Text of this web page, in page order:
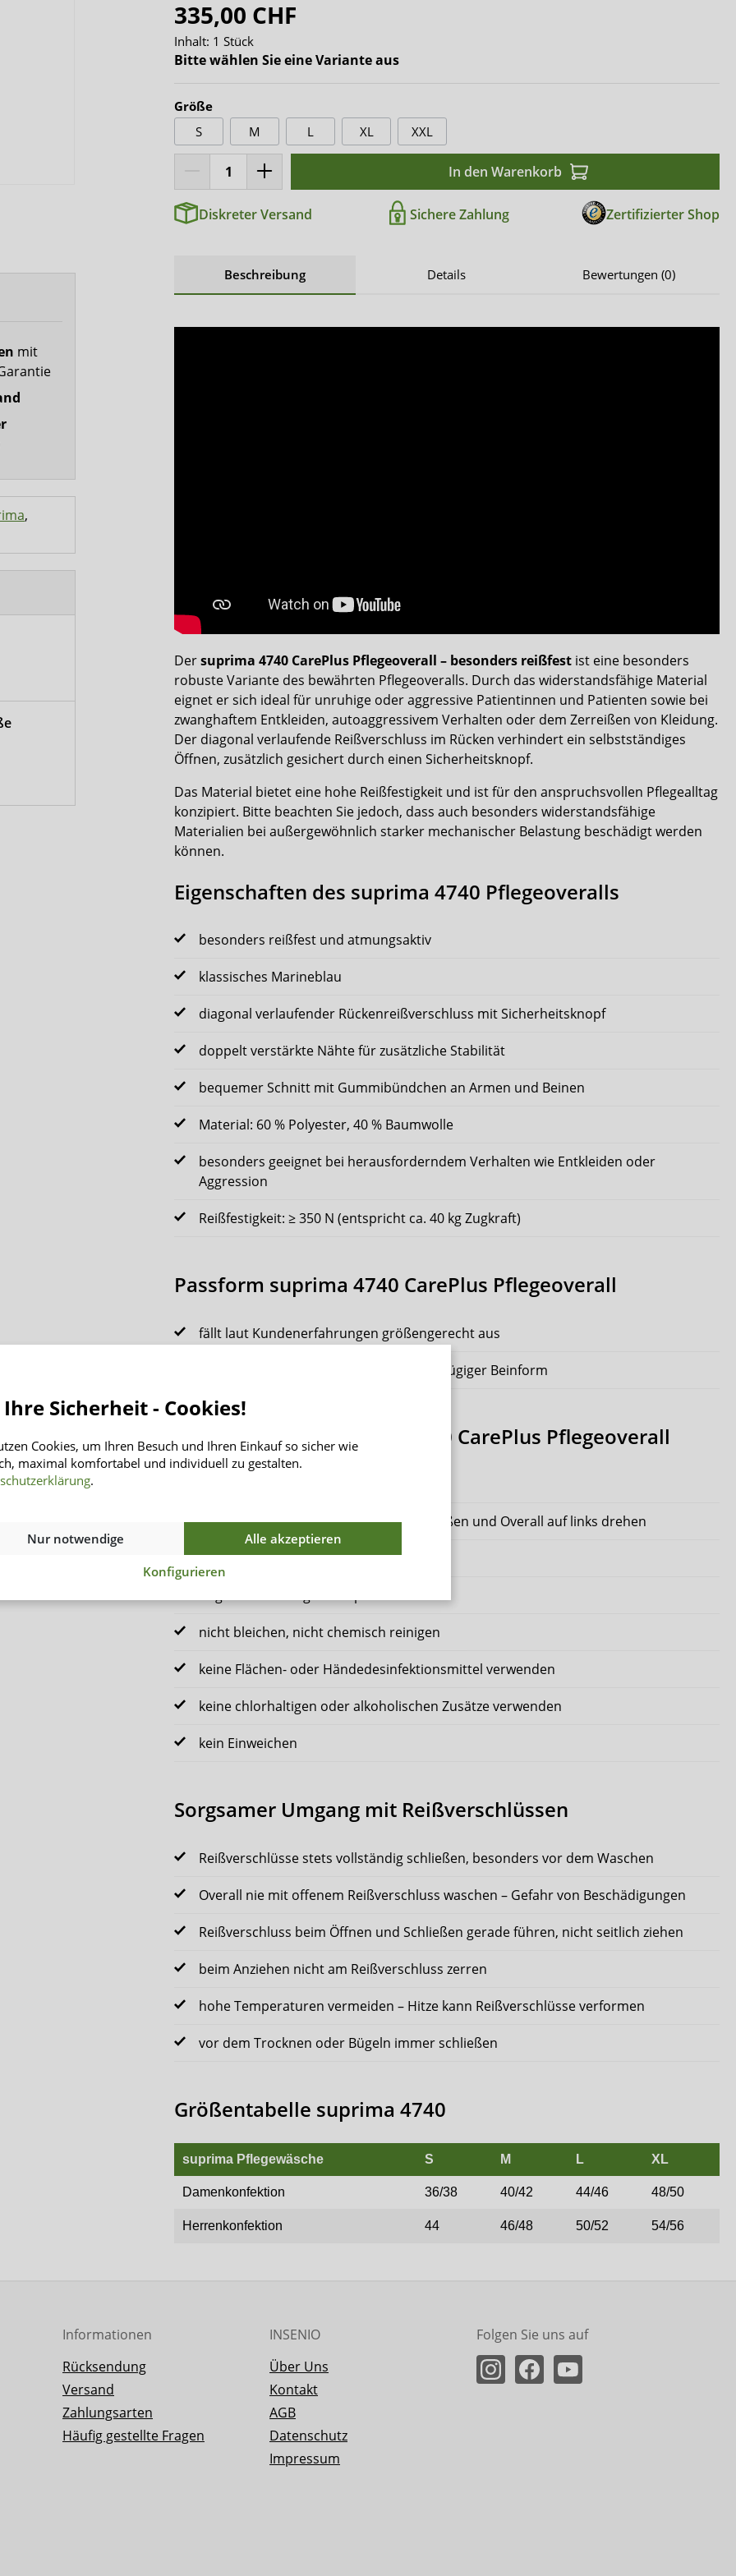
DryNites
mit
,
335,00 CHF
Inhalt: 1 Stück
Bitte wählen Sie eine Variante aus
Größe
S
M L XL XXL
In den Warenkorb
Diskreter Versand Sichere Zahlung Zertifizierter Shop
Beschreibung Details Bewertungen (0)
Dersuprima 4740 CarePlus Pflegeoverall – besonders reißfest ist eine besonders
robuste Variante des bewährten Pflegeoveralls. Durch das widerstandsfähige Material
eignet er sich ideal für unruhige oder aggressive Patientinnen und Patienten sowie bei
zwanghaftem Entkleiden, autoaggressivem Verhalten oder dem Zerreißen von Kleidung.
Der diagonal verlaufende Reißverschluss im Rücken verhindert ein selbstständiges
Öffnen, zusätzlich gesichert durch einen Sicherheitsknopf.
Das Material bietet eine hohe Reißfestigkeit und ist für den anspruchsvollen Pflegealltag
konzipiert. Bitte beachten Sie jedoch, dass auch besonders widerstandsfähige
Materialien bei außergewöhnlich starker mechanischer Belastung beschädigt werden
können.
Eigenschaften des suprima 4740 Pflegeoveralls
besonders reißfest und atmungsaktiv
klassisches Marineblau
diagonal verlaufender Rückenreißverschluss mit Sicherheitsknopf
doppelt verstärkte Nähte für zusätzliche Stabilität
bequemer Schnitt mit Gummibündchen an Armen und Beinen
Material: 60 % Polyester, 40 % Baumwolle
besonders geeignet bei herausforderndem Verhalten wie Entkleiden oder
Aggression
Reißfestigkeit: ≥ 350 N (entspricht ca. 40 kg Zugkraft)
Passform suprima 4740 CarePlus Pflegeoverall
fällt laut Kundenerfahrungen größengerecht aus
lockerer, komfortabler Schnitt mit großzügiger Beinform
Pflegehinweise suprima 4740 CarePlus Pflegeoverall
vor dem Waschen Reißverschluss schließen und Overall auf links drehen
trocknergeeignet
nicht bleichen, nicht chemisch reinigen
keine Flächen- oder Händedesinfektionsmittel verwenden
keine chlorhaltigen oder alkoholischen Zusätze verwenden
kein Einweichen
Sorgsamer Umgang mit Reißverschlüssen
Reißverschlüsse stets vollständig schließen, besonders vor dem Waschen
Overall nie mit offenem Reißverschluss waschen – Gefahr von Beschädigungen
Reißverschluss beim Öffnen und Schließen gerade führen, nicht seitlich ziehen
beim Anziehen nicht am Reißverschluss zerren
hohe Temperaturen vermeiden – Hitze kann Reißverschlüsse verformen
vor dem Trocknen oder Bügeln immer schließen
Größentabelle suprima 4740
suprima Pflegewäsche S M L XL
Damenkonfektion 36/38 40/42 44/46 48/50
Herrenkonfektion 44 46/48 50/52 54/56
Informationen
Rücksendung
Versand
Zahlungsarten
Häufig gestellte Fragen
INSENIO
Über Uns
Kontakt
AGB
Datenschutz
Impressum
Folgen Sie uns auf
Ihre Sicherheit - Cookies!
Cookies, um Ihren Besuch und Ihren Einkauf so sicher wie
maximal komfortabel und individuell zu gestalten.
.
Nur notwendige
Alle akzeptieren
Konfigurieren